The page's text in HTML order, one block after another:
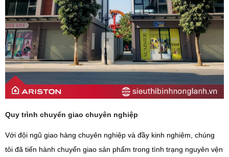
Quy trình chuyển giao chuyên nghiệp
Với đội ngũ giao hàng chuyên nghiệp và đầy kinh nghiệm, chúng
tôi đã tiến hành chuyển giao sản phẩm trong tình trạng nguyên vện